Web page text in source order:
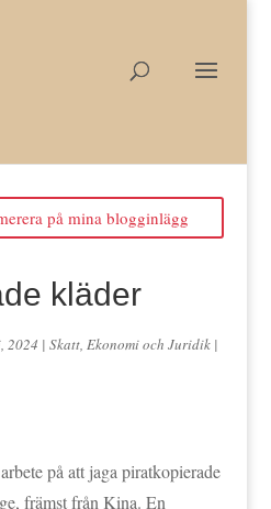
på mina blogginlägg
kläder
2024 | Skatt, Ekonomi och Juridik|
på att jaga piratkopierade
främst från Kina. En